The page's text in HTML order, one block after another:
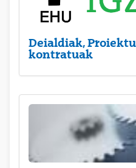
Deialdiak,
kontratuak